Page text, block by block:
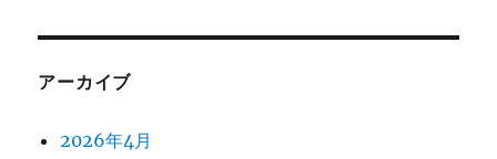
アーカイブ
2026年4月